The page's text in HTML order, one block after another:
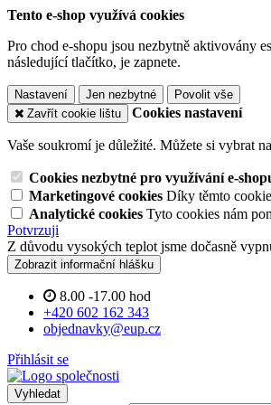
Tento e-shop využívá cookies
Pro chod e-shopu jsou nezbytně aktivovány
následující tlačítko, je zapnete.
Nastavení Jen nezbytné
Povolit vše
Zavřít cookie lištu
Cookies nastavení
Vaše soukromí je důležité. Můžete si vybrat
Cookies nezbytné pro využívání e-
Marketingové cookies Díky těmto
Analytické cookies Tyto cookies nám
Potvrzuji
Z důvodu vysokých teplot jsme dočasně
Zobrazit informační hlášku
8.00 -17.00 hod
+420 602 162 343
objednavky@eup.cz
Přihlásit se
Vyhledat